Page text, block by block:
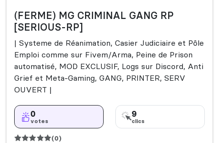
(FERME) MG CRIMINAL GANG RP
[SERIOUS-RP]
| Systeme de Réanimation, Casier Judiciaire et Pôle
Emploi comme sur Fivem/Arma, Peine de Prison
automatisé, MOD EXCLUSIF, Logs sur Discord, Anti
Grief et Meta-Gaming, GANG, PRINTER, SERV
OUVERT |
0
votes
9
clics
(0)